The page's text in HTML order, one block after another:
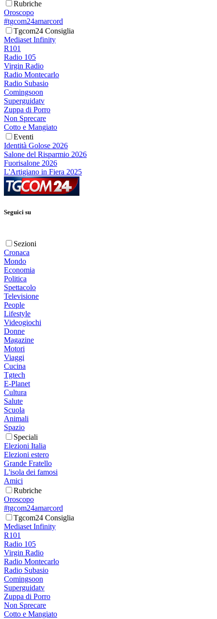
Rubriche
Oroscopo
#tgcom24amarcord
Tgcom24 Consiglia
Mediaset Infinity
R101
Radio 105
Virgin Radio
Radio Montecarlo
Radio Subasio
Comingsoon
Superguidatv
Zuppa di Porro
Non Sprecare
Cotto e Mangiato
Eventi
Identità Golose 2026
Salone del Risparmio 2026
Fuorisalone 2026
L'Artigiano in Fiera 2025
Seguici su
Sezioni
Cronaca
Mondo
Economia
Politica
Spettacolo
Televisione
People
Lifestyle
Videogiochi
Donne
Magazine
Motori
Viaggi
Cucina
Tgtech
E-Planet
Cultura
Salute
Scuola
Animali
Spazio
Speciali
Elezioni Italia
Elezioni estero
Grande Fratello
L'isola dei famosi
Amici
Rubriche
Oroscopo
#tgcom24amarcord
Tgcom24 Consiglia
Mediaset Infinity
R101
Radio 105
Virgin Radio
Radio Montecarlo
Radio Subasio
Comingsoon
Superguidatv
Zuppa di Porro
Non Sprecare
Cotto e Mangiato